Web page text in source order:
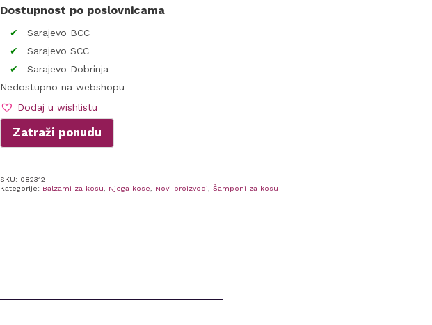
Dostupnost po poslovnicama
Sarajevo BCC
Sarajevo SCC
Sarajevo Dobrinja
Nedostupno na webshopu
Dodaj u wishlistu
Zatraži ponudu
SKU: 082312
Kategorije: Balzami za kosu, Njega kose, Novi proizvodi,Šamponi za kosu